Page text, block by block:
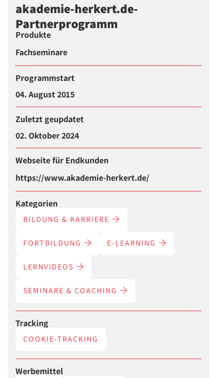
akademie-herkert.de-
Partnerprogramm
Produkte
Fachseminare
Programmstart
04. August 2015
Zuletzt geupdatet
02. Oktober 2024
Webseite für Endkunden
https://www.akademie-herkert.de/
Kategorien
BILDUNG & KARRIERE
FORTBILDUNG E-LEARNING
LERNVIDEOS
SEMINARE & COACHING
Tracking
COOKIE-TRACKING
Werbemittel